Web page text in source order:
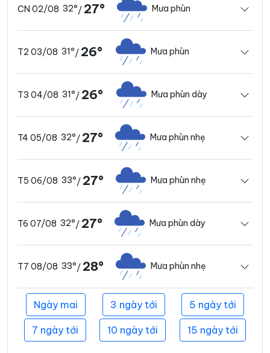
CN 02/08 32°/ 27° Mưa phùn
T2 03/08 31°/ 26° Mưa phùn
T3 04/08 31°/ 26° Mưa phùn dày
T4 05/08 32°/ 27° Mưa phùn nhẹ
T5 06/08 33°/ 27° Mưa phùn nhẹ
T6 07/08 32°/ 27° Mưa phùn dày
T7 08/08 33°/ 28° Mưa phùn nhẹ
Ngày mai 3 ngày tới 5 ngày tới
7 ngày tới 10 ngày tới 15 ngày tới